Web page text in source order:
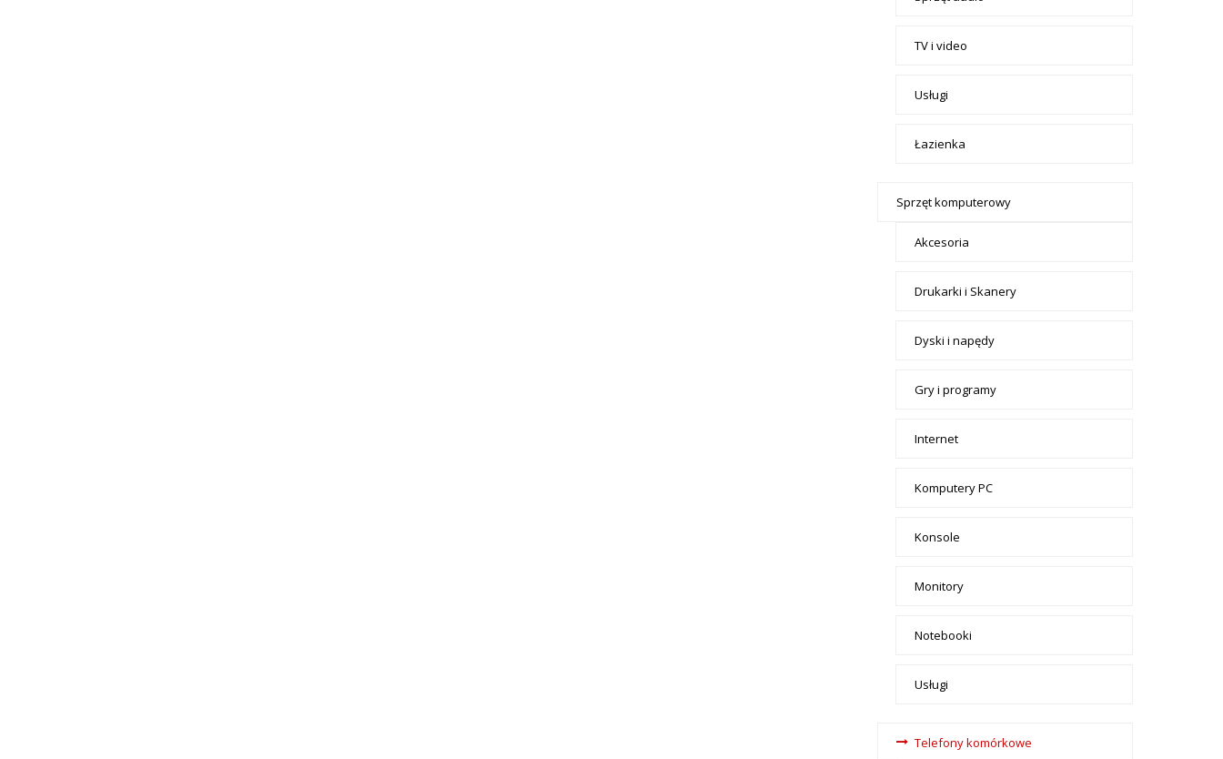
TV i video
Usługi
Łazienka
Sprzęt komputerowy
Akcesoria
Drukarki i Skanery
Dyski i napędy
Gry i programy
Internet
Komputery PC
Konsole
Monitory
Notebooki
Usługi
Telefony komórkowe